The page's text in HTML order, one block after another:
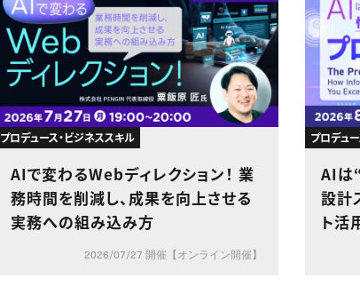
プロデュース・ビジネススキル
AIで変わるWebディレクション！ 業
務時間を削減し、成果を向上させる
実務への組み込み方
2026/07/27 開催【オンライン開催】
プロデュ
AIは
設計
ト活